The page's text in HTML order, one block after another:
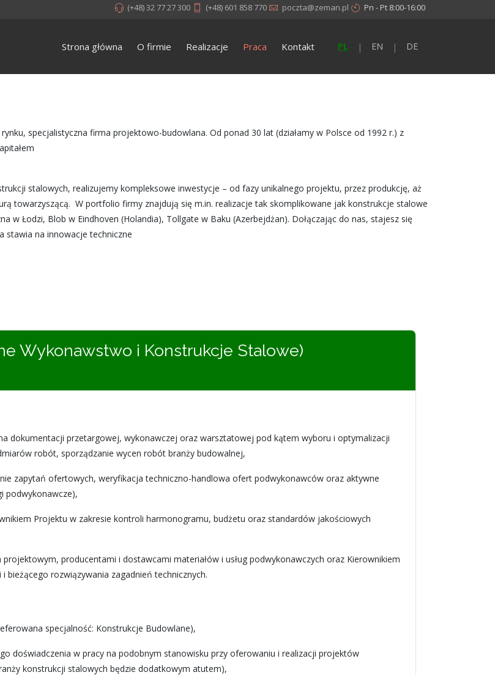
(+48) 32 77 27 300 (+48) 601 858 770 poczta@zeman.pl Pn - Pt 8:00-16:00
Strona główna O firmie Realizacje Praca Kontakt PL | EN | DE
specjalistyczna firma projektowo-budowlana. Od ponad 30 lat (działamy w Polsce od 1992 r.) z
stalowych, realizujemy kompleksowe inwestycje – od fazy unikalnego projektu, przez produkcję, aż
towarzyszącą. W portfolio firmy znajdują się m.in. realizacje tak skomplikowane jak konstrukcje stalowe
w Łodzi, Blob w Eindhoven (Holandia), Tollgate w Baku (Azerbejdżan). Dołączając do nas, stajesz się
stawia na innowacje techniczne
Wykonawstwo i Konstrukcje Stalowe)
dokumentacji przetargowej, wykonawczej oraz warsztatowej pod kątem wyboru i optymalizacji
robót, sporządzanie wycen robót branży budowalnej,
zapytań ofertowych, weryfikacja techniczno-handlowa ofert podwykonawców oraz aktywne
podwykonawcze),
Projektu w zakresie kontroli harmonogramu, budżetu oraz standardów jakościowych
producentami i dostawcami materiałów i usług podwykonawczych oraz Kierownikiem
bieżącego rozwiązywania zagadnień technicznych.
specjalność: Konstrukcje Budowlane),
doświadczenia w pracy na podobnym stanowisku przy oferowaniu i realizacji projektów
konstrukcji stalowych będzie dodatkowym atutem),